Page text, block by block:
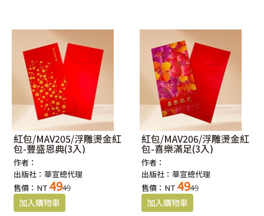
紅包/MAV205/浮雕燙金紅
包-豐盛恩典(3入)
作者：
出版社：華宣總代理
售價：NT 4949
紅包/MAV206/浮雕燙金紅
包-喜樂滿足(3入)
作者：
出版社：華宣總代理
售價：NT 4949